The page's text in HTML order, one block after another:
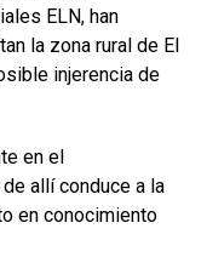
ELN, han
la zona rural de El
injerencia de
en el
allí conduce a la
en conocimiento